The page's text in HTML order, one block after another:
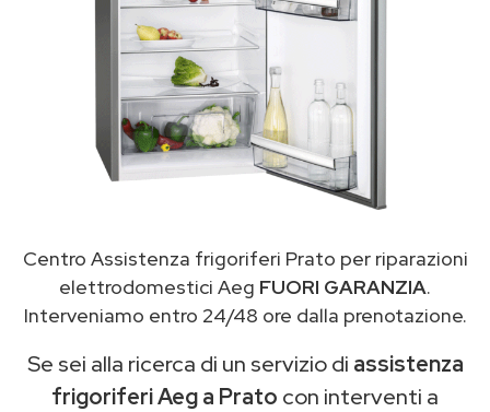
Centro Assistenza frigoriferi Prato per riparazioni
elettrodomestici Aeg FUORI GARANZIA.
Interveniamo entro 24/48 ore dalla prenotazione.
Se sei alla ricerca di un servizio di assistenza
frigoriferi Aeg a Prato con interventi a